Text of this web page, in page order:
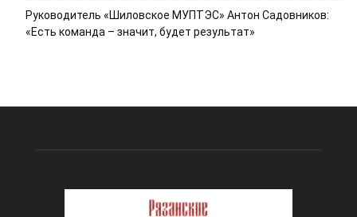
Руководитель «Шиловское МУПТЭС» Антон Садовников:
«Есть команда – значит, будет результат»